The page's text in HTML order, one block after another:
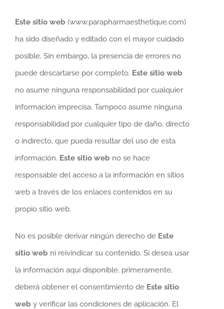
Este sitio web (www.parapharmaesthetique.com)
ha sido diseñado y editado con el mayor cuidado
posible. Sin embargo, la presencia de errores no
puede descartarse por completo. Este sitio web
no asume ninguna responsabilidad por cualquier
información imprecisa. Tampoco asume ninguna
responsabilidad por cualquier tipo de daño, directo
o indirecto, que pueda resultar del uso de esta
información. Este sitio web no se hace
responsable del acceso a la información en sitios
web a través de los enlaces contenidos en su
propio sitio web.
No es posible derivar ningún derecho de Este
sitio web ni reivindicar su contenido. Si desea usar
la información aquí disponible, primeramente,
deberá obtener el consentimiento de Este sitio
web y verificar las condiciones de aplicación. El